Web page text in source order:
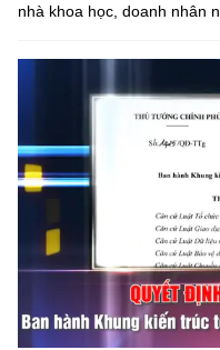
nhà khoa học, doanh nhân